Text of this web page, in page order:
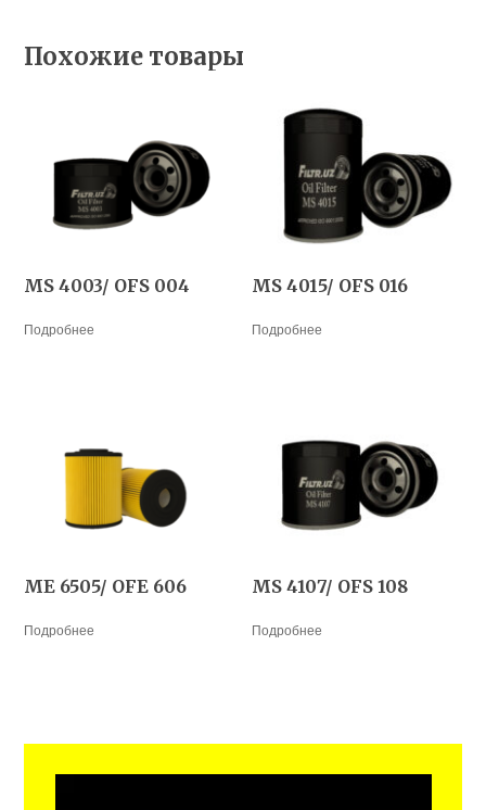
Похожие товары
MS 4003/ OFS 004
Подробнее
MS 4015/ OFS 016
Подробнее
ME 6505/ OFE 606
Подробнее
MS 4107/ OFS 108
Подробнее